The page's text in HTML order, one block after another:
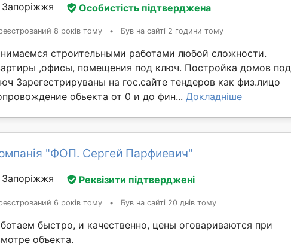
Запоріжжя Особистість підтверджена
8 років тому • Був на сайті 2 години тому
строительными работами любой сложности.
,офисы, помещения под ключ. Постройка домов под
Зарегестрируваны на гос.сайте тендеров как физ.лицо
обьекта от 0 и до фин... Докладніше
"ФОП. Сергей Парфиевич"
Запоріжжя Реквізити підтверджені
6 років тому • Був на сайті 20 днів тому
быстро, и качественно, цены оговариваются при
объекта.